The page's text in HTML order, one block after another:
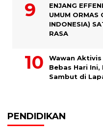
ENJANG
UMUM ORMAS
INDONESIA)
RASA
Wawan
Bebas Hari
Sambut di
PENDIDIKAN